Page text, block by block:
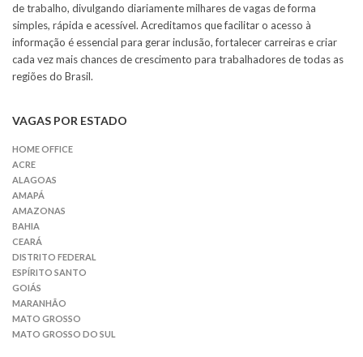
de trabalho, divulgando diariamente milhares de vagas de forma
simples, rápida e acessível. Acreditamos que facilitar o acesso à
informação é essencial para gerar inclusão, fortalecer carreiras e criar
cada vez mais chances de crescimento para trabalhadores de todas as
regiões do Brasil.
VAGAS POR ESTADO
HOME OFFICE
ACRE
ALAGOAS
AMAPÁ
AMAZONAS
BAHIA
CEARÁ
DISTRITO FEDERAL
ESPÍRITO SANTO
GOIÁS
MARANHÃO
MATO GROSSO
MATO GROSSO DO SUL